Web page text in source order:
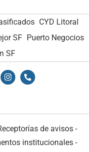
CYD Litoral
SF Puerto Negocios
SF
de avisos -
institucionales-